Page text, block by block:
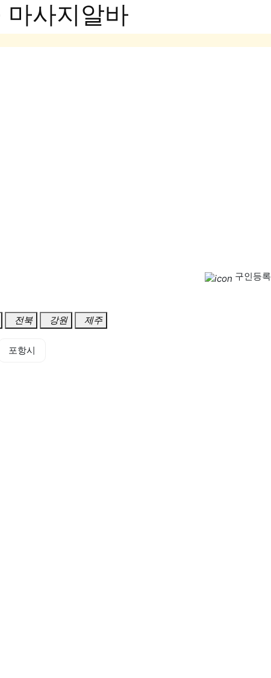
사지알바
구인등록
전북 강원 제주
포항시